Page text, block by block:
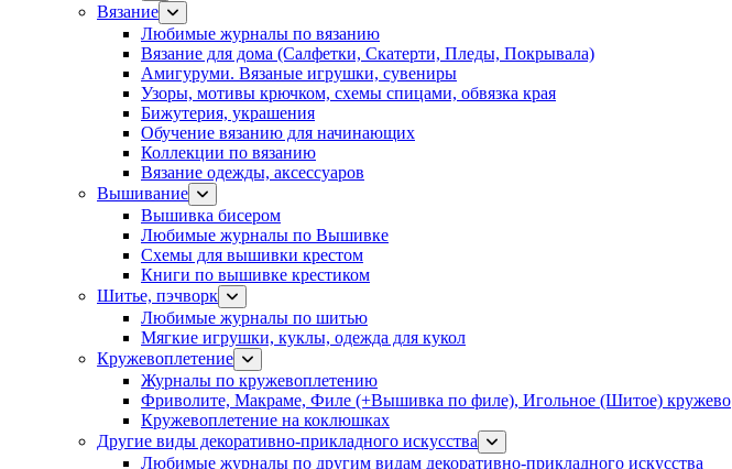
Вязание
Любимые журналы по вязанию
Вязание для дома (Салфетки, Скатерти, Пледы, Покрывала)
Амигуруми. Вязаные игрушки, сувениры
Узоры, мотивы крючком, схемы спицами, обвязка края
Бижутерия, украшения
Обучение вязанию для начинающих
Коллекции по вязанию
Вязание одежды, аксессуаров
Вышивание
Вышивка бисером
Любимые журналы по Вышивке
Схемы для вышивки крестом
Книги по вышивке крестиком
Шитье, пэчворк
Любимые журналы по шитью
Мягкие игрушки, куклы, одежда для кукол
Кружевоплетение
Журналы по кружевоплетению
Фриволите, Макраме, Филе (+Вышивка по филе), Игольное (Шитое) кружево
Кружевоплетение на коклюшках
Другие виды декоративно-прикладного искусства
Любимые журналы по другим видам декоративно-прикладного искусства